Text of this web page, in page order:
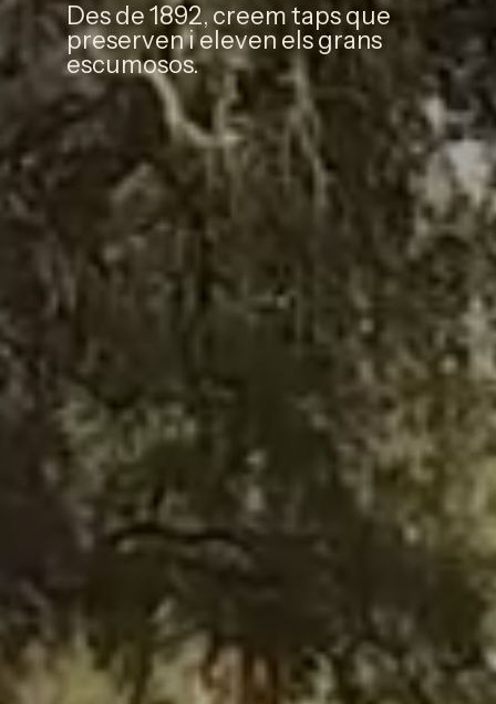
Des de 1892, creem taps que
preserven i eleven els grans
escumosos.